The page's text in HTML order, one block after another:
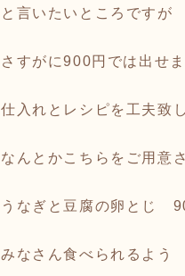
と言いたいところですが
さすがに900円では出せま
仕入れとレシピを工夫致
なんとかこちらをご用意
うなぎと豆腐の卵とじ
みなさん食べられるよう